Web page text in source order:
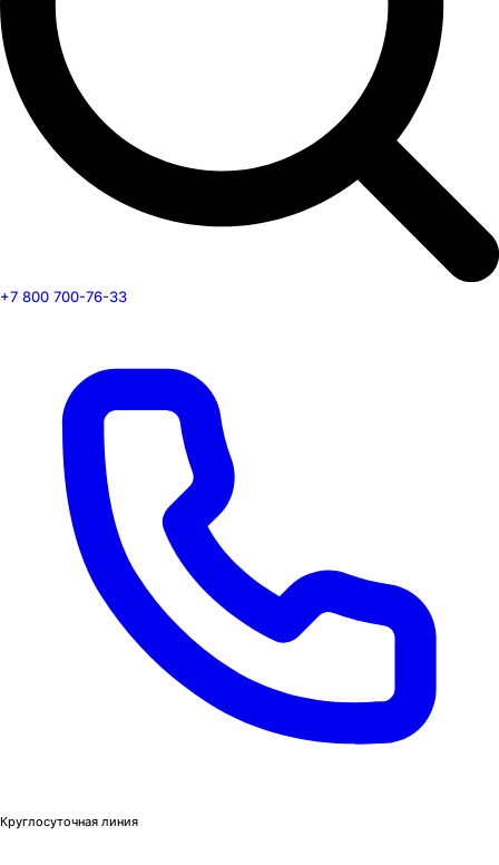
+7 800 700-76-33
Круглосуточная линия